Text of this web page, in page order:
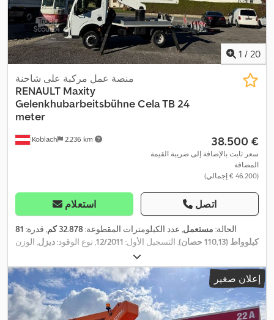
1 / 20
Koblach 2.236 km
منصة عمل مركبة على شاحنة
RENAULT Maxity
Gelenkhubarbeitsbühne Cela TB 24
meter
‏38.500 €
سعر ثابت بالإضافة إلى ضريبة القيمة
المضافة
(‏46.200 € إجمالي)
استعلام اتصل
الحالة: مستعمل, عدد الكيلومترات المقطوعة:32.878 كم , قدرة: 81
كيلوواط (110,13 حصان)
, التسجيل الأول: 12/2011, نوع الوقود:ديزل, الوزن
, نوع التروس:
سنة الصنع:2011, معدات:قفل مركزي, مرشح السخام, نظام الفرامل
المانعة للانغلاق (ABS), إعلان صغير